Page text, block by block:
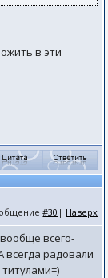
в эти
#30 | Наверх
всего-
всегда радовали